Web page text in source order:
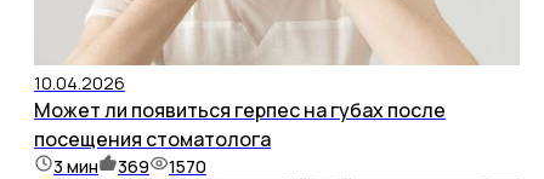
10.04.2026
Может ли появиться герпес на губах после
посещения стоматолога
3 мин 369 1570